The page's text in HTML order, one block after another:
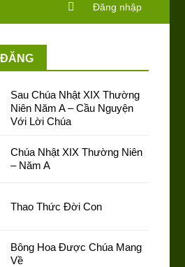
Đăng nhập
Sau Chúa Nhật XIX Thường
Niên Năm A – Cầu Nguyện
Với Lời Chúa
Chúa Nhật XIX Thường Niên
– Năm A
Thao Thức Đời Con
Bông Hoa Được Chúa Mang
Về